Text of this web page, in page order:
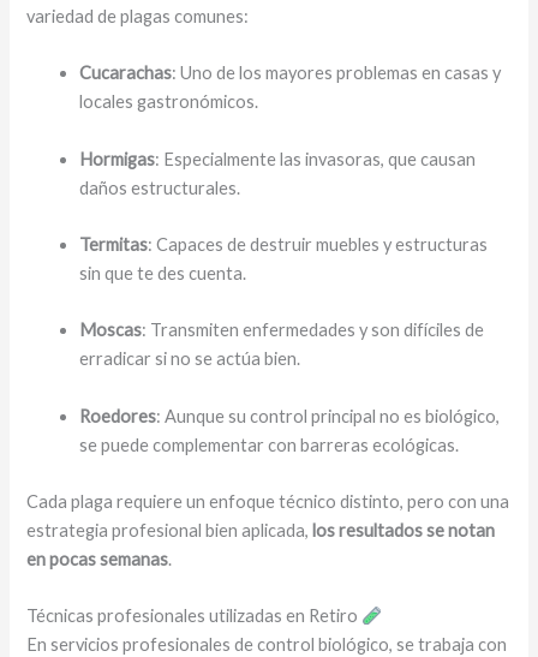
variedad de plagas comunes:
Cucarachas: Uno de los mayores problemas en casas y
locales gastronómicos.
Hormigas: Especialmente las invasoras, que causan
daños estructurales.
Termitas: Capaces de destruir muebles y estructuras
sin que te des cuenta.
Moscas: Transmiten enfermedades y son difíciles de
erradicar si no se actúa bien.
Roedores: Aunque su control principal no es biológico,
se puede complementar con barreras ecológicas.
Cada plaga requiere un enfoque técnico distinto, pero con una
estrategia profesional bien aplicada, los resultados se notan
en pocas semanas.
Técnicas profesionales utilizadas en Retiro
En servicios profesionales de control biológico, se trabaja con